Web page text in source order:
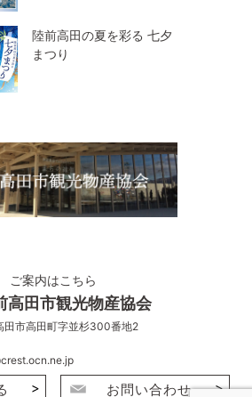
陸前高田の夏を彩る 七夕
まつり
ご案内はこちら
高田市観光物産協会
市高田町字並杉300番地2
お問い合わせ